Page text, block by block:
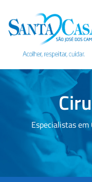
Especialistas